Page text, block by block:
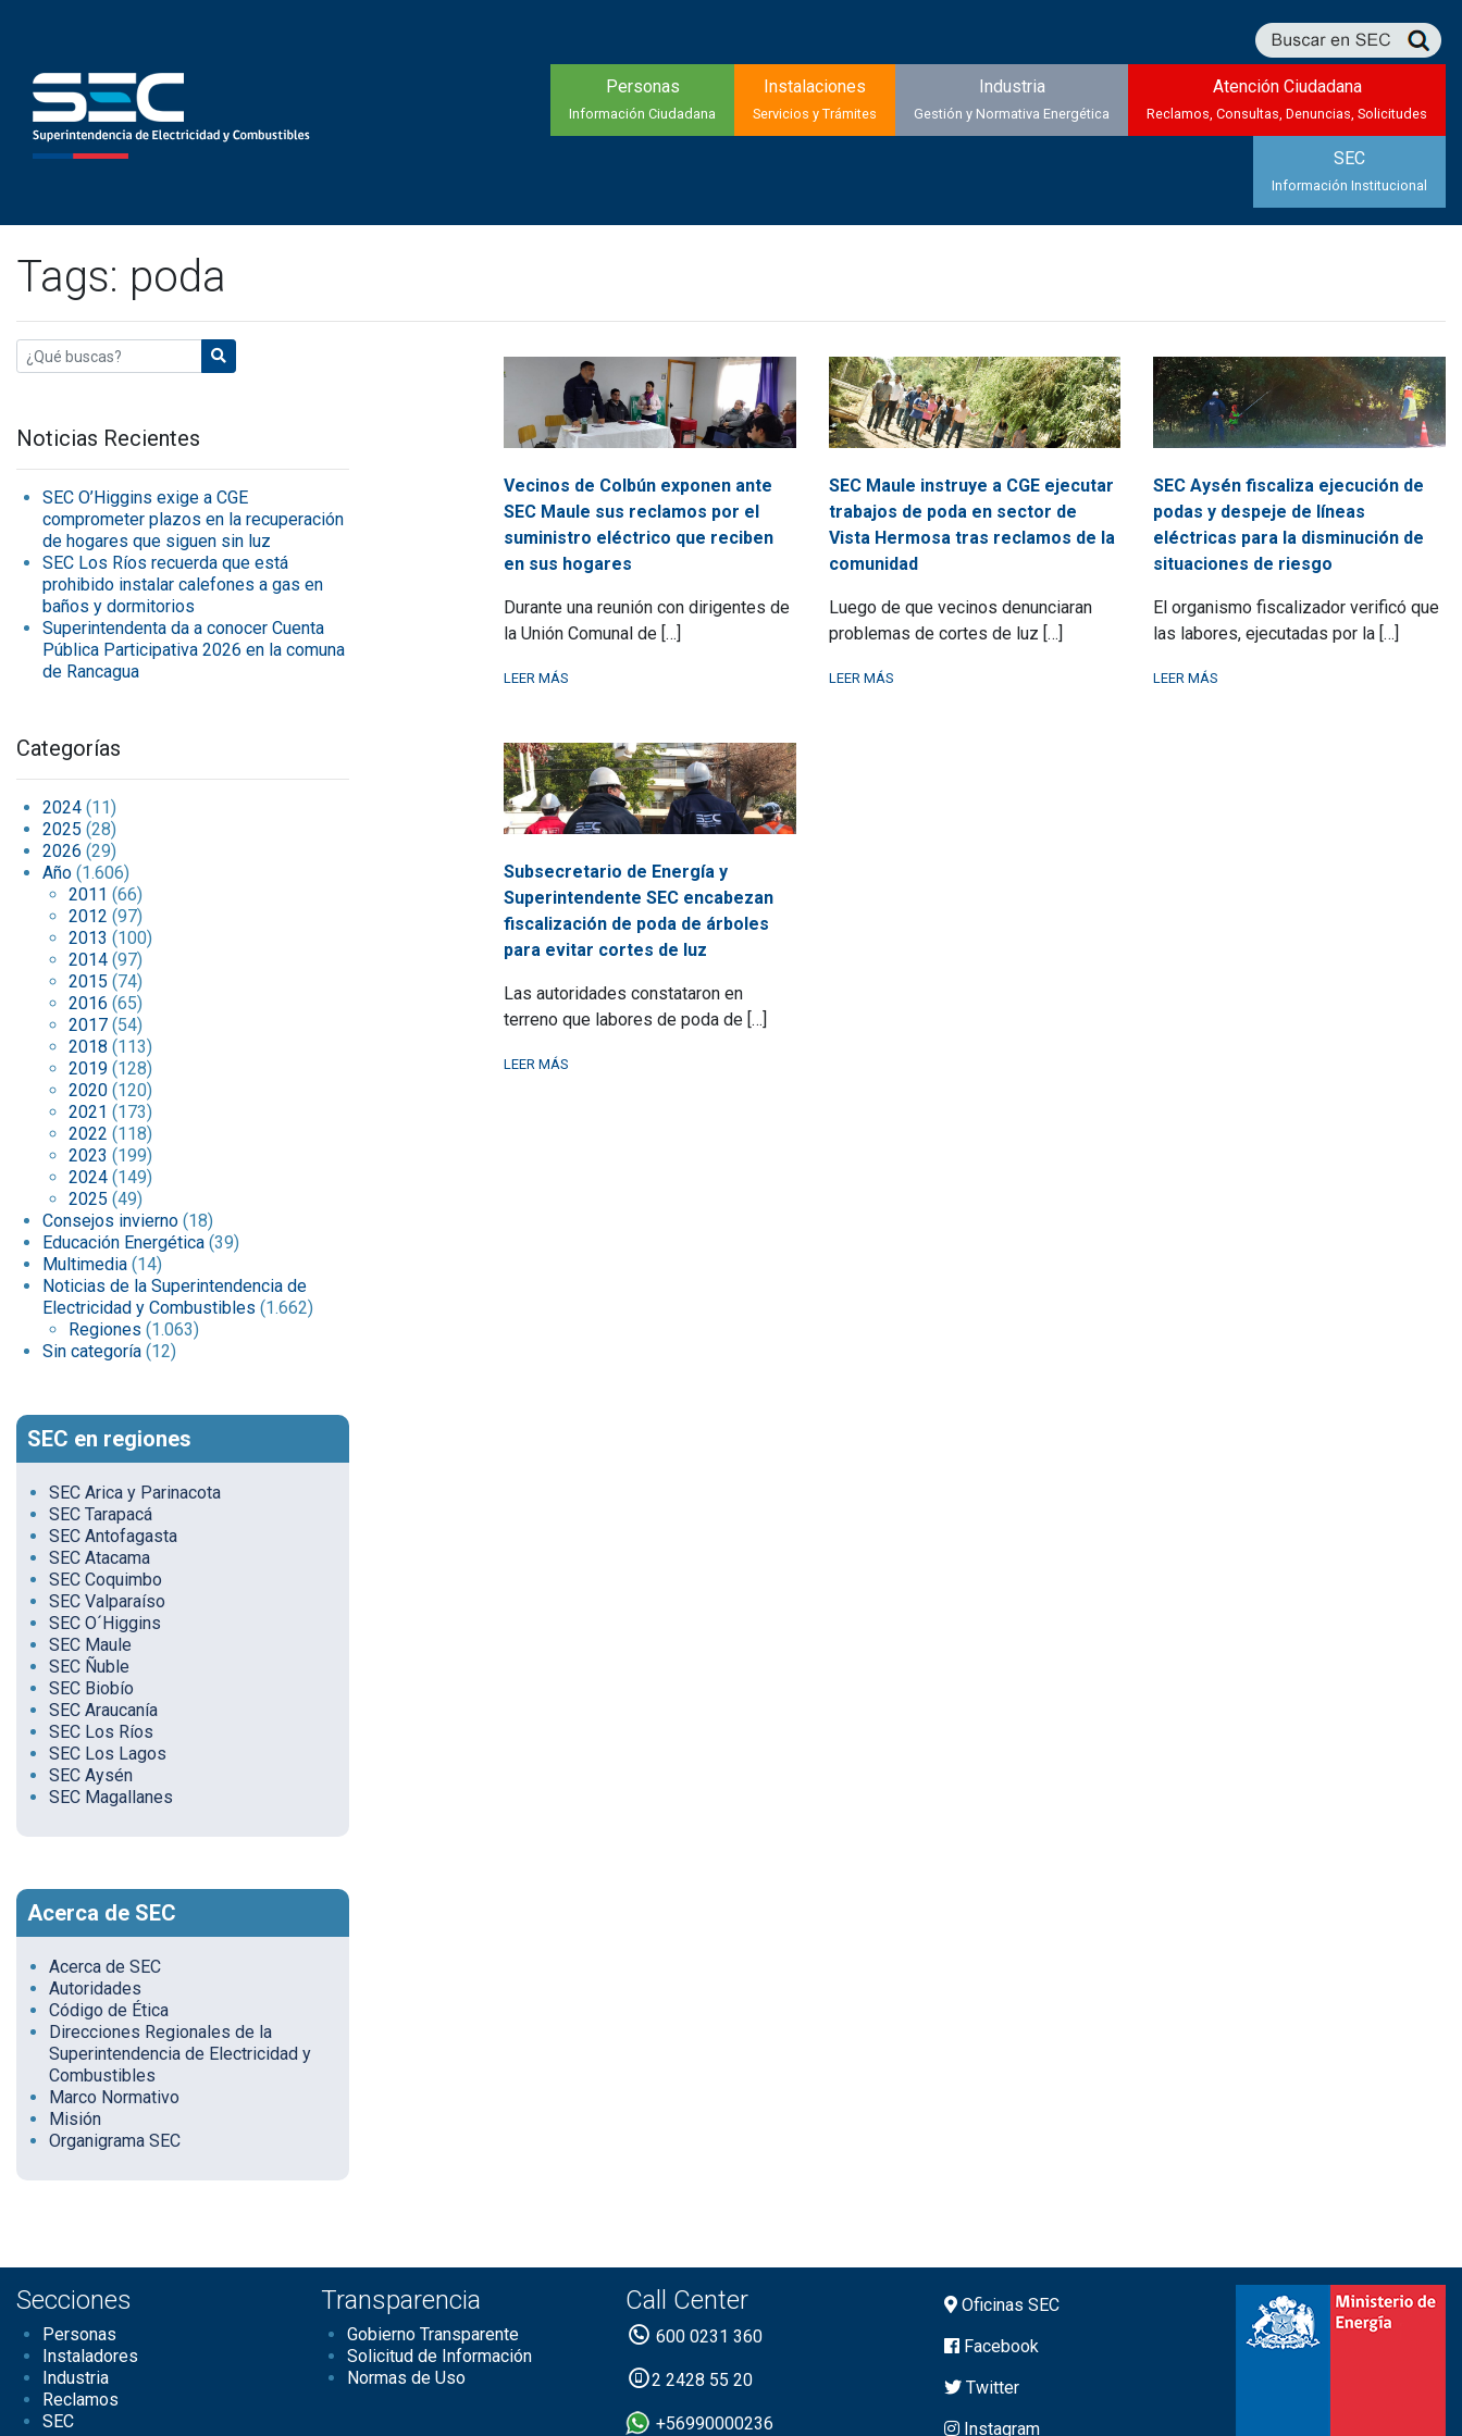
Personas
Información Ciudadana
Instalaciones
Servicios y Trámites
Industria
Gestión y Normativa Energética
Atención Ciudadana
Reclamos, Consultas, Denuncias, Solicitudes
SEC
Información Institucional
Tags: poda
Noticias Recientes
SEC O’Higgins exige a CGE
comprometer plazos en la recuperación
de hogares que siguen sin luz
SEC Los Ríos recuerda que está
prohibido instalar calefones a gas en
baños y dormitorios
Superintendenta da a conocer Cuenta
Pública Participativa 2026 en la comuna
de Rancagua
Categorías
2024 (11)
2025 (28)
2026 (29)
Año (1.606)
2011 (66)
2012 (97)
2013 (100)
2014 (97)
2015 (74)
2016 (65)
2017 (54)
2018 (113)
2019 (128)
2020 (120)
2021 (173)
2022 (118)
2023 (199)
2024 (149)
2025 (49)
Consejos invierno (18)
Educación Energética (39)
Multimedia (14)
Noticias de la Superintendencia de
Electricidad y Combustibles (1.662)
Regiones (1.063)
Sin categoría (12)
SEC en regiones
SEC Arica y Parinacota
SEC Tarapacá
SEC Antofagasta
SEC Atacama
SEC Coquimbo
SEC Valparaíso
SEC O´Higgins
SEC Maule
SEC Ñuble
SEC Biobío
SEC Araucanía
SEC Los Ríos
SEC Los Lagos
SEC Aysén
SEC Magallanes
Acerca de SEC
Acerca de SEC
Autoridades
Código de Ética
Direcciones Regionales de la
Superintendencia de Electricidad y
Combustibles
Marco Normativo
Misión
Organigrama SEC
Vecinos de Colbún exponen ante
SEC Maule sus reclamos por el
suministro eléctrico que reciben
en sus hogares
Durante una reunión con dirigentes de
la Unión Comunal de […]
LEER MÁS
SEC Maule instruye a CGE ejecutar
trabajos de poda en sector de
Vista Hermosa tras reclamos de la
comunidad
Luego de que vecinos denunciaran
problemas de cortes de luz […]
LEER MÁS
SEC Aysén fiscaliza ejecución de
podas y despeje de líneas
eléctricas para la disminución de
situaciones de riesgo
El organismo fiscalizador verificó que
las labores, ejecutadas por la […]
LEER MÁS
Subsecretario de Energía y
Superintendente SEC encabezan
fiscalización de poda de árboles
para evitar cortes de luz
Las autoridades constataron en
terreno que labores de poda de […]
LEER MÁS
Secciones
Personas
Instaladores
Industria
Reclamos
SEC
Transparencia
Gobierno Transparente
Solicitud de Información
Normas de Uso
Call Center
600 0231 360
2 2428 55 20
+56990000236
Oficinas SEC
Facebook
Twitter
Instagram